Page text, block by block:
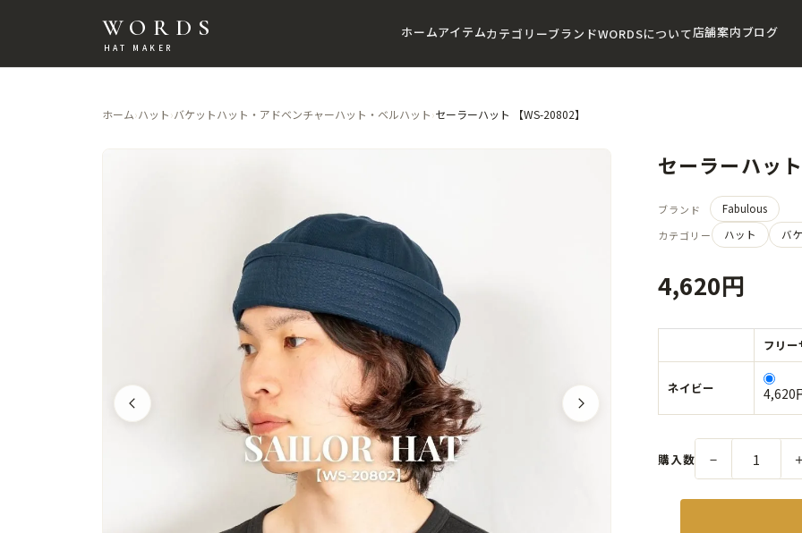
WORDS
HAT MAKER
ホームアイテムカテゴリーブランドWORDSについて店舗案内ブログ
ホーム›ハット›バケットハット・アドベンチャーハット・ベルハット›セーラーハット 【WS-20802】
セーラーハッ
ブランド
Fabulous
カテゴリー
ハット バ
4,620円
フリ
ネイビー 4,620
購入数 －